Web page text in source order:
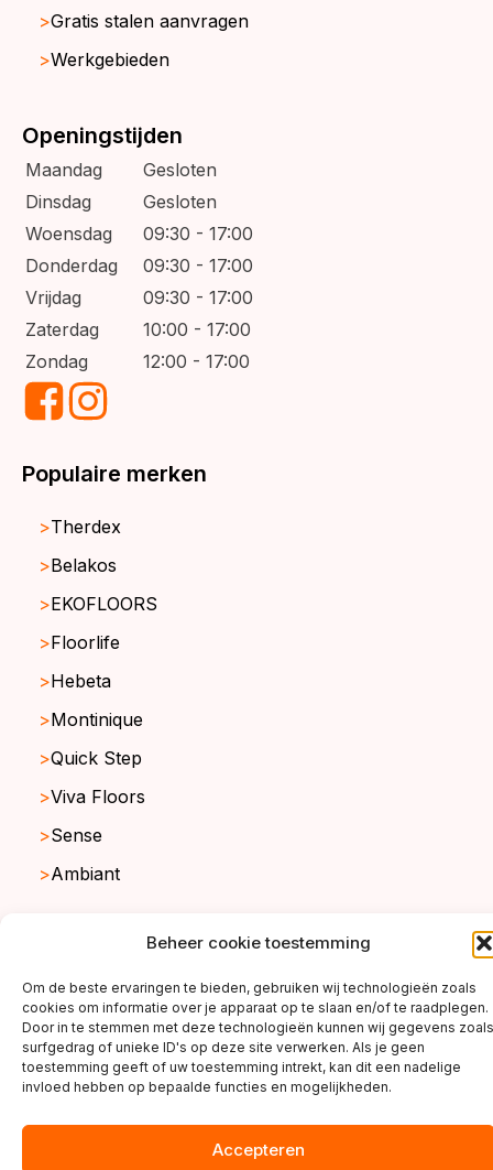
Beheer cookie toestemming
Om de beste ervaringen te bieden, gebruiken wij technologieën zoals
cookies om informatie over je apparaat op te slaan en/of te raadplegen.
Door in te stemmen met deze technologieën kunnen wij gegevens zoals
surfgedrag of unieke ID's op deze site verwerken. Als je geen
toestemming geeft of uw toestemming intrekt, kan dit een nadelige
invloed hebben op bepaalde functies en mogelijkheden.
Accepteren
Gratis stalen aanvragen
Werkgebieden
Openingstijden
Maandag
Gesloten
Dinsdag
Gesloten
Woensdag
09:30 - 17:00
Donderdag
09:30 - 17:00
Vrijdag
09:30 - 17:00
Zaterdag
10:00 - 17:00
Zondag
12:00 - 17:00
Populaire merken
Therdex
Belakos
EKOFLOORS
Floorlife
Hebeta
Montinique
Quick Step
Viva Floors
Sense
Ambiant